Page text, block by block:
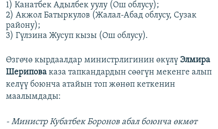
1) Канатбек Адылбек уулу (Ош облусу);
2) Акжол Батыркулов (Жалал-Абад облусу, Сузак
району);
3) Гүлзина Жусуп кызы (Ош облусу).
Өзгөчө кырдаалдар министрлигинин өкүлү Элмира
Шерипова каза тапкандардын сөөгүн мекенге алып
келүү боюнча атайын топ жөнөп кеткенин
маалымдады:
- Министр Кубатбек Боронов абал боюнча өкмөт